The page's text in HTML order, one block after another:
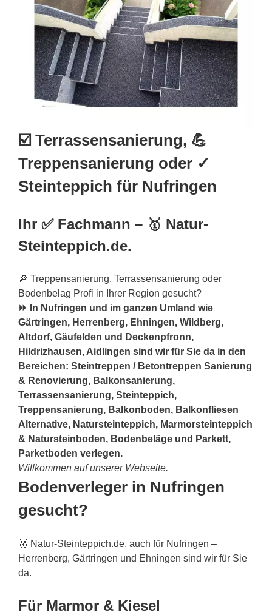
☑️ Terrassensanierung, 💪
Treppensanierung oder ✓
Steinteppich für Nufringen
Ihr ✅ Fachmann – 🥇 Natur-
Steinteppich.de.
🔎 Treppensanierung, Terrassensanierung oder
Bodenbelag Profi in Ihrer Region gesucht?
⏩ In Nufringen und im ganzen Umland wie
Gärtringen, Herrenberg, Ehningen, Wildberg,
Altdorf, Gäufelden und Deckenpfronn,
Hildrizhausen, Aidlingen sind wir für Sie da in den
Bereichen: Steintreppen / Betontreppen Sanierung
& Renovierung, Balkonsanierung,
Terrassensanierung, Steinteppich,
Treppensanierung, Balkonboden, Balkonfliesen
Alternative, Natursteinteppich, Marmorsteinteppich
& Natursteinboden, Bodenbeläge und Parkett,
Parketboden verlegen.
Willkommen auf unserer Webseite.
Bodenverleger in Nufringen
gesucht?
🥇 Natur-Steinteppich.de, auch für Nufringen –
Herrenberg, Gärtringen und Ehningen sind wir für Sie
da.
Für Marmor & Kiesel